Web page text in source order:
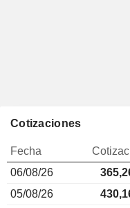
Cotizaciones
Fecha
06/08/26
05/08/26